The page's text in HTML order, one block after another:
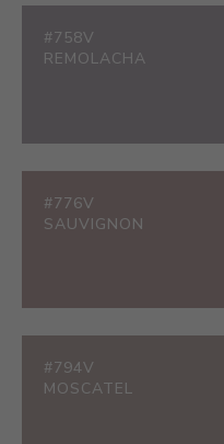
#758V
REMOLACHA
#776V
SAUVIGNON
#794V
MOSCATEL